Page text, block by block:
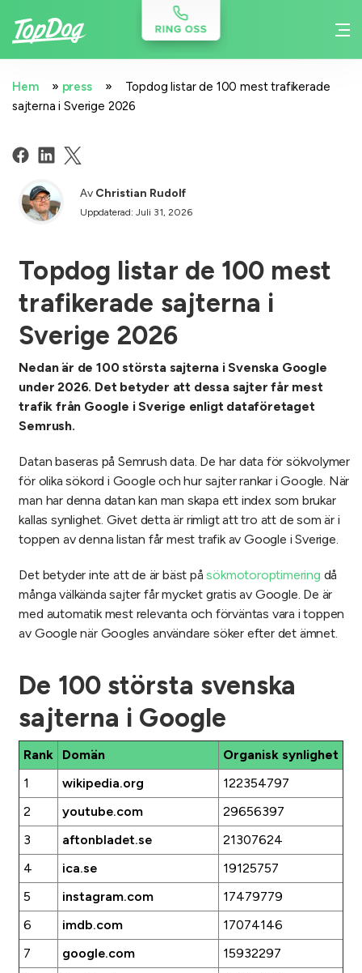
Hem » press »
Topdog listar de 100 mest trafikerade
sajterna i Sverige 2026
Av Christian Rudolf
Uppdaterad: Juli 31, 2026
Topdog listar de 100 mest
trafikerade sajterna i
Sverige 2026
Nedan är de 100 största sajterna i Svenska Google
under 2026. Det betyder att dessa sajter får mest
trafik från Google i Sverige enligt dataföretaget
Semrush.
Datan baseras på Semrush data. De har data för sökvolymer
för olika sökord i Google och hur sajter rankar i Google. När
man har denna datan kan man skapa ett index som brukar
kallas synlighet. Givet detta är rimligt att tro att de som är i
toppen av denna listan får mest trafik av Google i Sverige.
Det betyder inte att de är bäst påsökmotoroptimering då
många välkända sajter får mycket gratis av Google. De är
med automatik mest relevanta och förväntas vara i toppen
av Google när Googles användare söker efter det ämnet.
De 100 största svenska
sajterna i Google
Rank Domän
Organisk synlighet
1
wikipedia.org
122354797
2
youtube.com
29656397
3
aftonbladet.se
21307624
4
ica.se
19125757
5
instagram.com
17479779
6
imdb.com
17074146
7
google.com
15932297